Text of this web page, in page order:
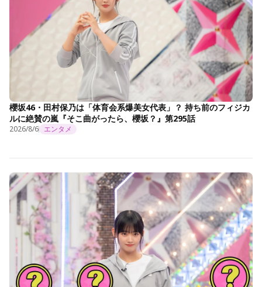
櫻坂46・田村保乃は「体育会系爆美女代表」？ 持ち前のフィジカ
ルに絶賛の嵐『そこ曲がったら、櫻坂？』第295話
2026/8/6 エンタメ